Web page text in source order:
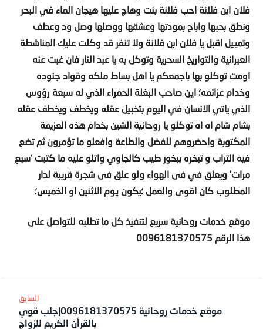
فلان ابن فلانة احب فلانة بنت وهاج عليها هيجان الماء في البحر
ونطق بحبها واباح بمودتها وعشقها ووصلها وصل ود وعطف
وتمييل اقبل يا فلان ابن فلانة ولا تنفر قد وكلت عليك المناشطة
العبرانية والتواريخ السحرية وتوكل به يا عبد النار فان غبت عنه
اومت توكلو بها باجمعكم يا اهل بساط ملكه وقواد جنوده
وخدام عزائمه؛ اين صاحب البغلة الحمراء الذي له سبعة رؤوس
الذي ياتي الانسان في اليوم بتخبيل عقله ويخطف ويخطف عقله
بشام شام اه اه توكلو يا روحانية الشين بخدام هذه العزيمة
المكتوبة واحضروهم للفضل والطاعة وافعلو ما تؤمرون ثم تضع
فيه التراب و تبخره ببخور طيب كالجاوي واتلو عليه ما كتبت ‘سبع
مرات’ ويعلق في فى الهواء ولو علق فى شجرة قريبة لدار
المطلوب كان اقوى والعمل ؛يكون يوم الاثنين او الخميس؛
موقع خدمات روحانية سريع لتنفيذ كل ما تطلبه للتواصل على
هذا الرقم 0096181370575
موقع خدمات روحانية 0096181370575|جلب قوي
بالقرأن الكريم للزواج